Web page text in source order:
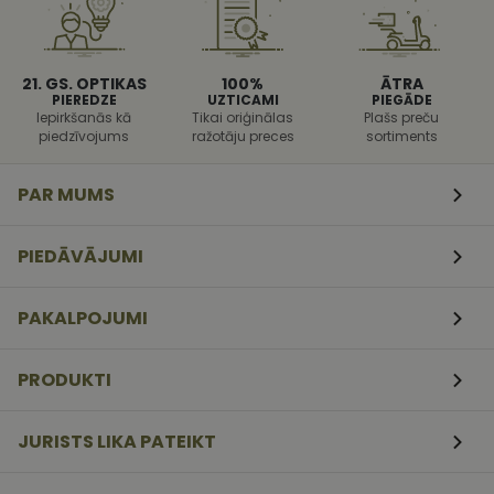
21. GS. OPTIKAS
PIEREDZE
Iepirkšanās kā
piedzīvojums
100%
UZTICAMI
Tikai oriģinālas
ražotāju preces
ĀTRA
PIEGĀDE
Plašs preču
sortiments
PAR MUMS
PIEDĀVĀJUMI
PAKALPOJUMI
PRODUKTI
JURISTS LIKA PATEIKT
veida
CookieScriptConsent
CookieScript
www.vizionette.lv
11
mēneši
Šo sīkfailu
izmanto
ir